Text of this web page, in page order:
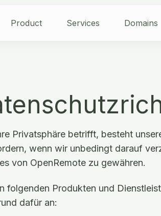
Product Services Domains
Privatsphäre betrifft, besteht
wenn wir unbedingt darauf
von OpenRemote zu gewähren.
folgenden Produkten und
dafür an: